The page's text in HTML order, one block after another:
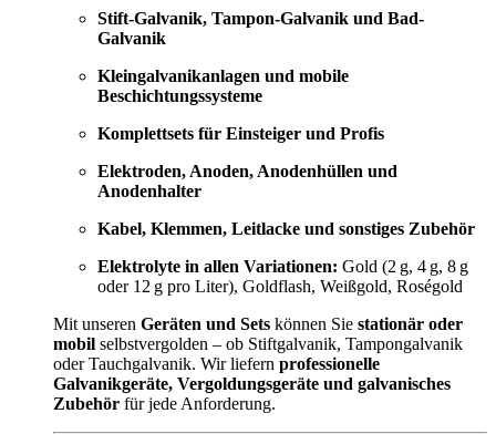
Stift-Galvanik, Tampon-Galvanik und Bad-
Galvanik
Kleingalvanikanlagen und mobile
Beschichtungssysteme
Komplettsets für Einsteiger und Profis
Elektroden, Anoden, Anodenhüllen und
Anodenhalter
Kabel, Klemmen, Leitlacke und sonstiges Zubehör
Elektrolyte in allen Variationen: Gold (2 g, 4 g, 8 g
oder 12 g pro Liter), Goldflash, Weißgold, Roségold
Mit unseren Geräten und Sets können Sie stationär oder
mobil selbstvergolden – ob Stiftgalvanik, Tampongalvanik
oder Tauchgalvanik. Wir liefern professionelle
Galvanikgeräte, Vergoldungsgeräte und galvanisches
Zubehör für jede Anforderung.